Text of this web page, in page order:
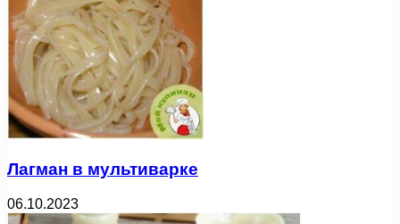
Лагман в мультиварке
06.10.2023